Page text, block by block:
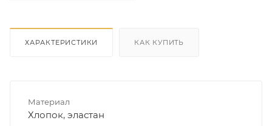
ХАРАКТЕРИСТИКИ КАК КУПИТЬ
Материал
Хлопок, эластан